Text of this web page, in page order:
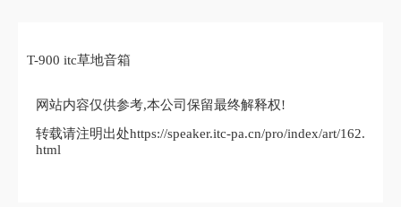
T-900 itc草地音箱
网站内容仅供参考,本公司保留最终解释权!
转载请注明出处https://speaker.itc-pa.cn/pro/index/art/162.
html